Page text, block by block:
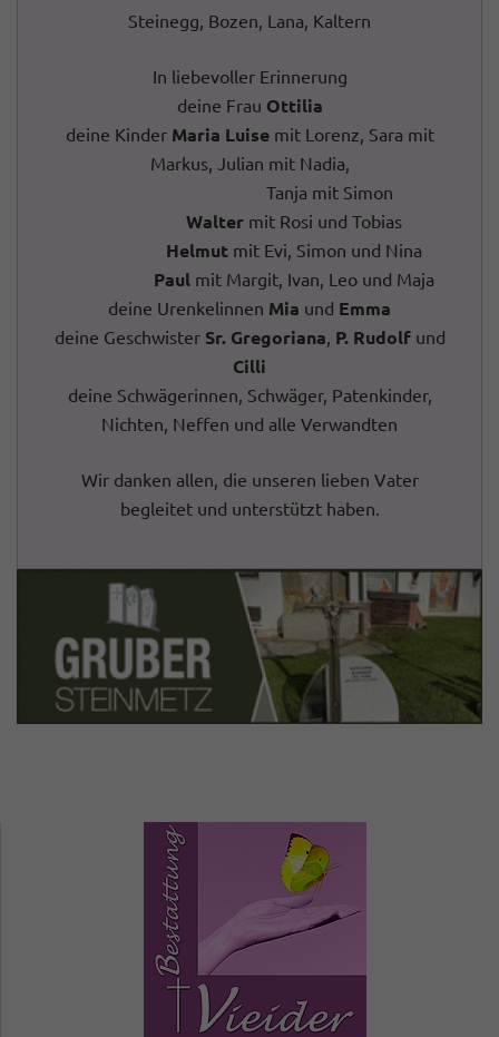
Steinegg, Bozen, Lana, Kaltern
In liebevoller Erinnerung
deine Frau Ottilia
deine Kinder Maria Luisemit Lorenz, Sara mit
Markus, Julian mit Nadia,
Tanja mit Simon
Walter mit Rosi und Tobias
Helmut mit Evi, Simon und Nina
Paul mit Margit, Ivan, Leo und Maja
deine Urenkelinnen Mia und Emma
deine Geschwister Sr. Gregoriana, P. Rudolfund
Cilli
deine Schwägerinnen, Schwäger, Patenkinder,
Nichten, Neffen und alle Verwandten
Wir danken allen, die unseren lieben Vater
begleitet und unterstützt haben.